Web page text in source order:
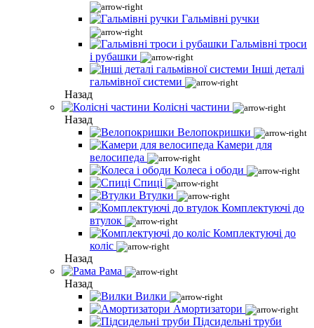
Гальмівні ручки
Гальмівні троси
і рубашки
Інші деталі
гальмівної системи
Назад
Колісні частини
Назад
Велопокришки
Камери для
велосипеда
Колеса і ободи
Спиці
Втулки
Комплектуючі до
втулок
Комплектуючі до
коліс
Назад
Рама
Назад
Вилки
Амортизатори
Підсидельні труби